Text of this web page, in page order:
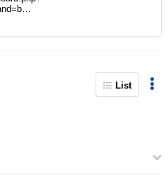
List